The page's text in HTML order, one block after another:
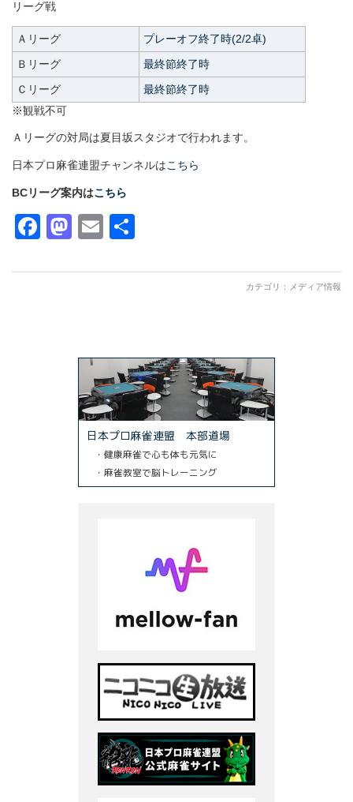
リーグ戦
Ａリーグ プレーオフ終了時(2/2卓)
Ｂリーグ 最終節終了時
Ｃリーグ
最終節終了時
※観戦不可
Ａリーグの対局は夏目坂スタジオで行われます。
日本プロ麻雀連盟チャンネルはこちら
BCリーグ案内はこちら
Facebook
Mastodon
Email
カテゴリ： メディア情報
日本プロ麻雀連盟 本部道場
・健康麻雀で心も体も元気に
・麻雀教室で脳トレーニング